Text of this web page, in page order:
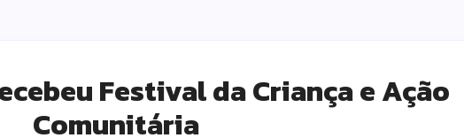
Festival da Criança e Ação
Comunitária